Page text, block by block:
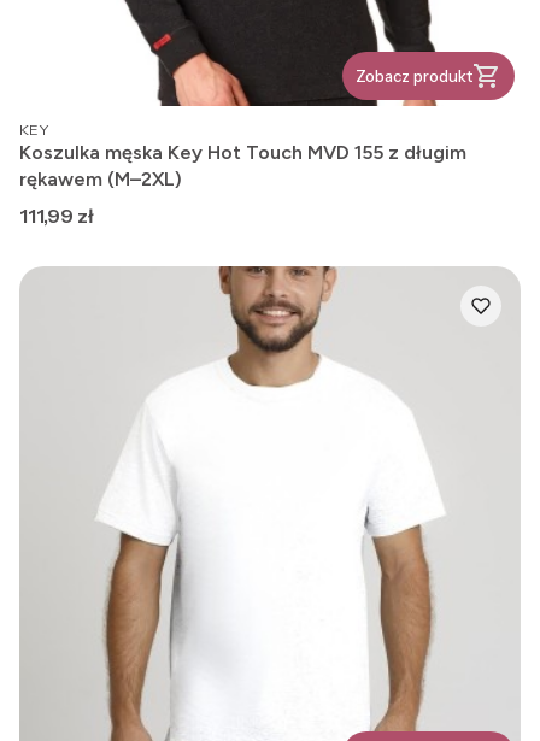
Zobacz produkt
PRODUCENT
KEY
Koszulka męska Key Hot Touch MVD 155 z długim
rękawem (M–2XL)
Cena
111,99 zł